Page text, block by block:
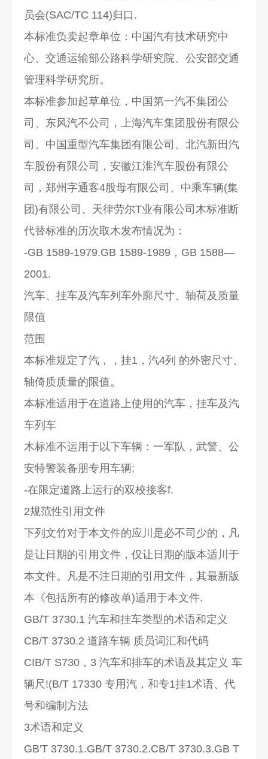
员会(SAC/TC 114)归口.
本标准负卖起章单位：中国汽有技术研究中
心、交通运输部公路科学研究院、公安部交通
管理科学研究所。
本标准参加起草单位，中国第一汽不集团公
司、东风汽不公司，上海汽车集团股份有限公
司、中国重型汽车集团有限公司、北汽新田汽
车股份有限公司，安徽江淮汽车股份有限公
司，郑州字通客4股母有限公司、中乘车辆(集
团)有限公司、天律劳尔T业有限公司木标准断
代替标准的历次取木发布情况为：
-GB 1589-1979.GB 1589-1989，GB 1588—
2001.
汽车、挂车及汽车列车外廓尺寸、轴荷及质量
限值
范围
本标准规定了汽，，挂1，汽4列 的外密尺寸、
轴倚质质量的限值。
本标准适用于在道路上使用的汽车，挂车及汽
车列车
木标准不运用于以下车辆：一军队，武警、公
安特警装备朋专用车辆;
-在限定道路上运行的双校接客f.
2规范性引用文件
下列文竹对于本文件的应川是必不司少的，凡
是让日期的引用文件，仅让日期的版本适川于
本文件。凡是不注日期的引用文件，其最新版
本《包括所有的修改单)适用于本文件.
GB/T 3730.1 汽车和挂车类型的术语和定义
CB/T 3730.2 道路车辆 质员词汇和代码
CIB/T S730，3 汽车和排车的术语及其定义 车
辆尺!(B/T 17330 专用汽，和专1挂1术语、代
号和编制方法
3术语和定义
GB'T 3730.1.GB/T 3730.2.CB/T 3730.3.GB T